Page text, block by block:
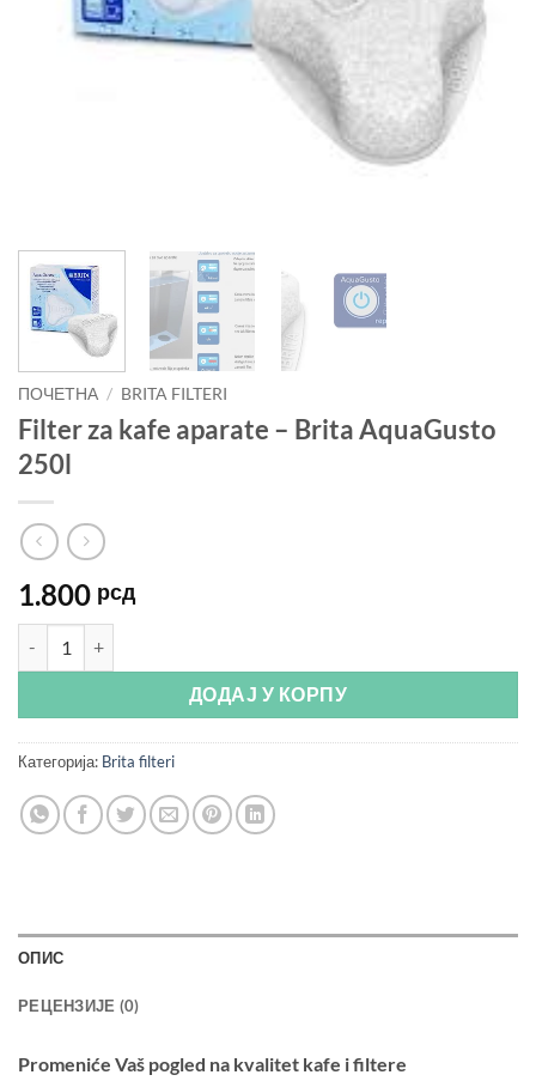
ПОЧЕТНА / BRITA FILTERI
Filter za kafe aparate – Brita AquaGusto
250l
1.800 рсд
ДОДАЈ У КОРПУ
Категорија: Brita filteri
ОПИС
РЕЦЕНЗИЈЕ (0)
Promeniće Vaš pogled na kvalitet kafe i filtere